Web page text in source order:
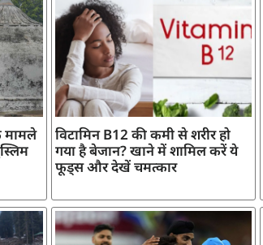
मामले
विटामिन B12 की कमी से शरीर हो
गया है बेजान? खाने में शामिल करें ये
फूड्स और देखें चमत्कार